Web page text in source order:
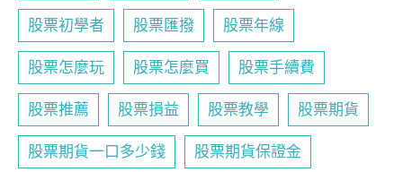
股票初學者 股票匯撥 股票年線
股票怎麼玩 股票怎麼買 股票手續費
股票推薦 股票損益 股票教學 股票期貨
股票期貨一口多少錢 股票期貨保證金